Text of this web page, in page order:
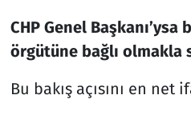
CHP Genel
örgütüne bağlı olmakla
Bu bakış açısını en net